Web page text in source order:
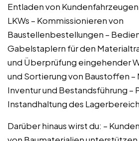
Entladen von
LKWs – Kommissionieren von
Baustellenbestellungen –
Gabelstaplern für den
und Überprüfung eingehender
und Sortierung von Baustoffen
Inventur und Bestandsführung –
Instandhaltung des
Darüber hinaus wirst du: –